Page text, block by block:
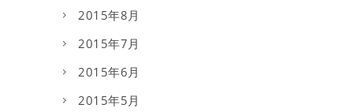
2015年8月
2015年7月
2015年6月
2015年5月